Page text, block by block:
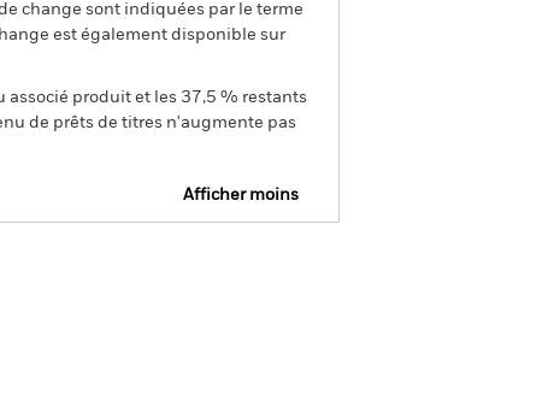
change sont indiquées par le terme
est également disponible sur
associé produit et les 37,5 % restants
de prêts de titres n'augmente pas
Afficher moins